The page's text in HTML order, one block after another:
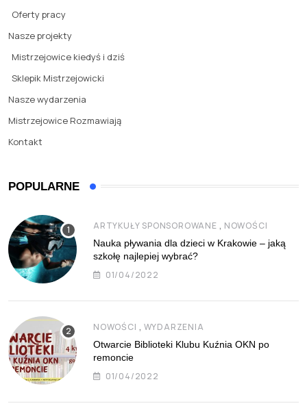
Oferty pracy
Nasze projekty
Mistrzejowice kiedyś i dziś
Sklepik Mistrzejowicki
Nasze wydarzenia
Mistrzejowice Rozmawiają
Kontakt
POPULARNE
ARTYKUŁY SPONSOROWANE , NOWOŚCI
Nauka pływania dla dzieci w Krakowie – jaką
szkołę najlepiej wybrać?
01/04/2022
NOWOŚCI , WYDARZENIA
Otwarcie Biblioteki Klubu Kuźnia OKN po
remoncie
01/04/2022